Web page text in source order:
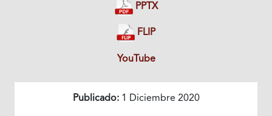
PPTX
FLIP
YouTube
Publicado:1 Diciembre 2020